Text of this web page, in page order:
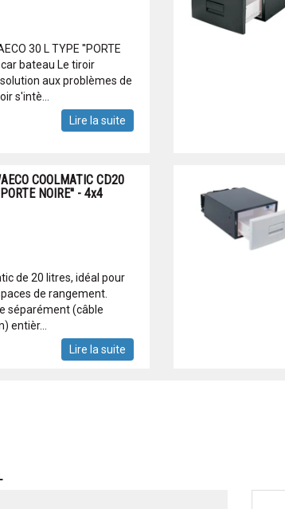
30 L TYPE ''PORTE
bateau Le tiroir
aux problèmes de
s'intè...
Lire la suite
COOLMATIC CD20
NOIRE'' - 4x4
de 20 litres, idéal pour
de rangement.
séparément (câble
entièr...
Lire la suite